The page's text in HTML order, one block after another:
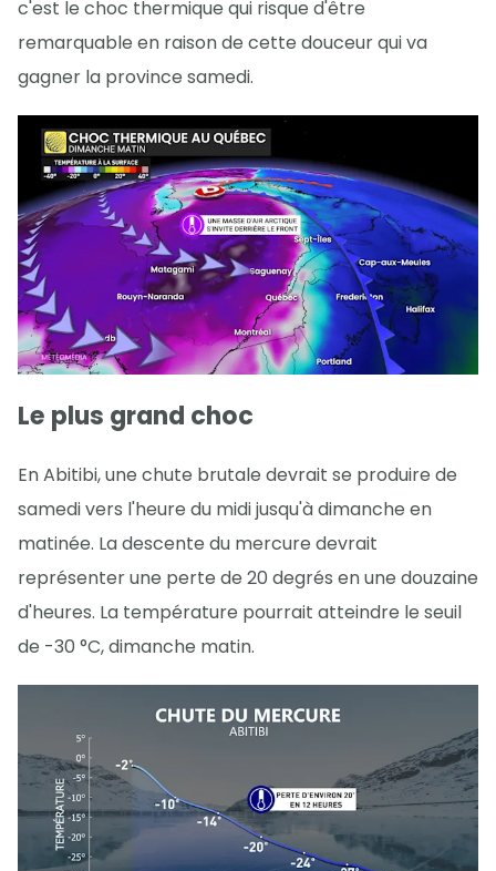
c'est le choc thermique qui risque d'être
remarquable en raison de cette douceur qui va
gagner la province samedi.
Le plus grand choc
En Abitibi, une chute brutale devrait se produire de
samedi vers l'heure du midi jusqu'à dimanche en
matinée. La descente du mercure devrait
représenter une perte de 20 degrés en une douzaine
d'heures. La température pourrait atteindre le seuil
de -30 °C, dimanche matin.